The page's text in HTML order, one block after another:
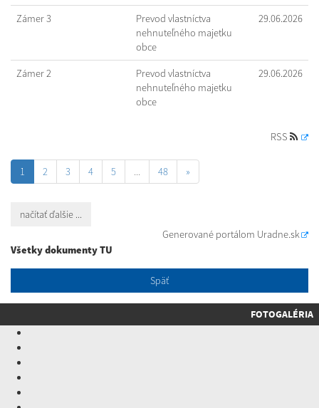
Zámer 3
Prevod vlastníctva
nehnuteľného majetku
obce
29.06.2026
Zámer 2
Prevod vlastníctva
nehnuteľného majetku
obce
29.06.2026
RSS
1 2 3 4 5 ... 48 »
načítať ďalšie ...
Generované portálom Uradne.sk
Všetky dokumenty TU
Späť
FOTOGALÉRIA